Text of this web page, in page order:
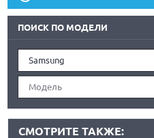
ПОИСК ПО МОДЕЛИ
Samsung
Модель
СМОТРИТЕ ТАКЖЕ: